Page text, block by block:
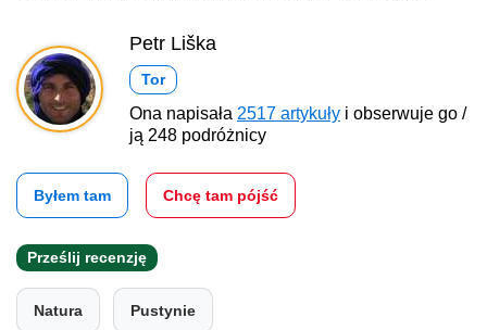
Petr Liška
Tor
Ona napisała 2517 artykuły i obserwuje go /
ją 248 podróżnicy
Byłem tam Chcę tam pójść
Prześlij recenzję
Natura Pustynie